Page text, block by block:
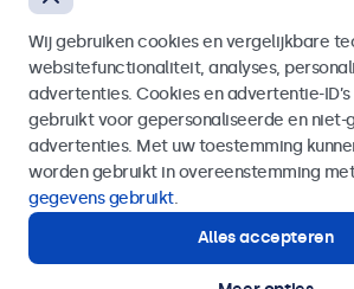
4.8/5 door 5000+
Nederlands
Verzenden
Of bel ons op
Hulp of advies nodig?
Direct contact met een specialist.
Wij gebruiken cookies en vergelijkbare
websitefunctionaliteit, analyses,
advertenties. Cookies en advertentie-
gebruikt voor gepersonaliseerde en niet-
advertenties. Met uw toestemming
worden gebruikt in overeenstemming
gegevens gebruikt.
Alles accepteren